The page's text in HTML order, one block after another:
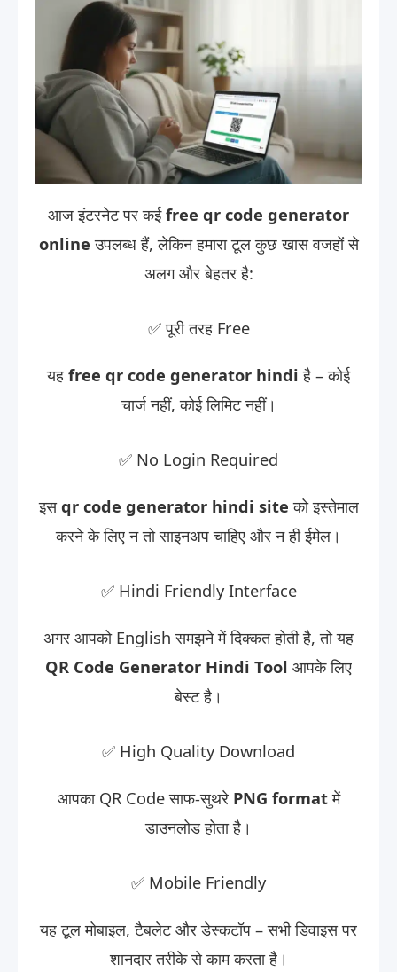
आज इंटरनेट पर कईfree qr code generator
online उपलब्ध हैं, लेकिन हमारा टूल कुछ खास वजहों से
अलग और बेहतर है:
✅ पूरी तरह Free
यह free qr code generator hindi है – कोई
चार्ज नहीं, कोई लिमिट नहीं।
✅ No Login Required
इसqr code generator hindi site को इस्तेमाल
करने के लिए न तो साइनअप चाहिए और न ही ईमेल।
✅ Hindi Friendly Interface
अगर आपको English समझने में दिक्कत होती है, तो यह
QR Code Generator Hindi Tool आपके लिए
बेस्ट है।
✅ High Quality Download
आपका QR Code साफ-सुथरे PNG formatमें
डाउनलोड होता है।
✅ Mobile Friendly
यह टूल मोबाइल, टैबलेट और डेस्कटॉप – सभी डिवाइस पर
शानदार तरीके से काम करता है।